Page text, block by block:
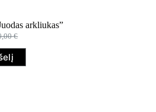
arkliukas”
€